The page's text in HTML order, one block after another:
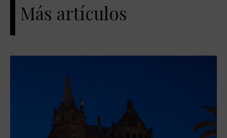
Más artículos